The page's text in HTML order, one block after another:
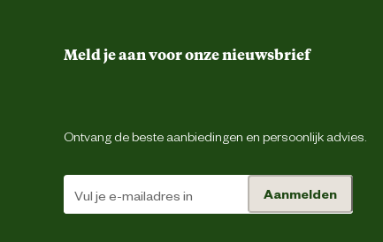
Meld je aan voor onze nieuwsbrief
Ontvang de beste aanbiedingen en persoonlijk advies.
Aanmelden